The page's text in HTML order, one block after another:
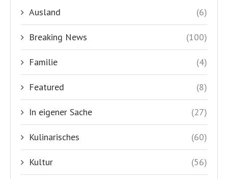
Ausland (6)
Breaking News (100)
Familie (4)
Featured (8)
In eigener Sache (27)
Kulinarisches (60)
Kultur (56)